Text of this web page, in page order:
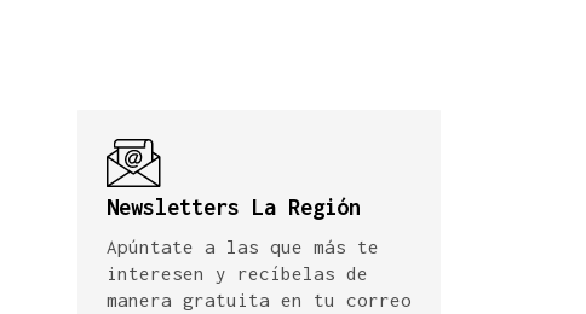
Newsletters La Región
Apúntate a las que más te
interesen y recíbelas de
manera gratuita en tu correo